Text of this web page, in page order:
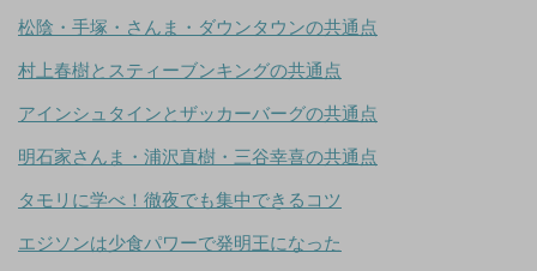
松陰・手塚・さんま・ダウンタウンの共通点
村上春樹とスティーブンキングの共通点
アインシュタインとザッカーバーグの共通点
明石家さんま・浦沢直樹・三谷幸喜の共通点
タモリに学べ！徹夜でも集中できるコツ
エジソンは少食パワーで発明王になった